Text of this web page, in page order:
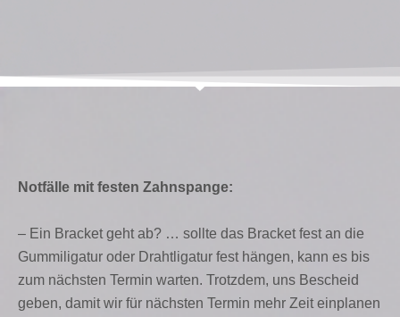
Notfälle mit festen Zahnspange:
– Ein Bracket geht ab? … sollte das Bracket fest an die
Gummiligatur oder Drahtligatur fest hängen, kann es bis
zum nächsten Termin warten. Trotzdem, uns Bescheid
geben, damit wir für nächsten Termin mehr Zeit einplanen